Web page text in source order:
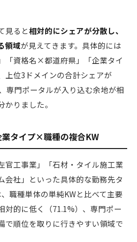
見ると相対的にシェアが分散し、
領域が見えてきます。具体的には
「資格名×都道府県」「企業タイ
上位3ドメインの合計シェアが
専門ポータルが入り込む余地が相
りました。
タイプ×職種の複合KW
官工事業」「石材・タイル施工業
会社」といった具体的な勤務先タ
職種単体の単純KWと比べて主要
対的に低く（71.1%）、専門ポー
で順位を取りに行きやすい領域で